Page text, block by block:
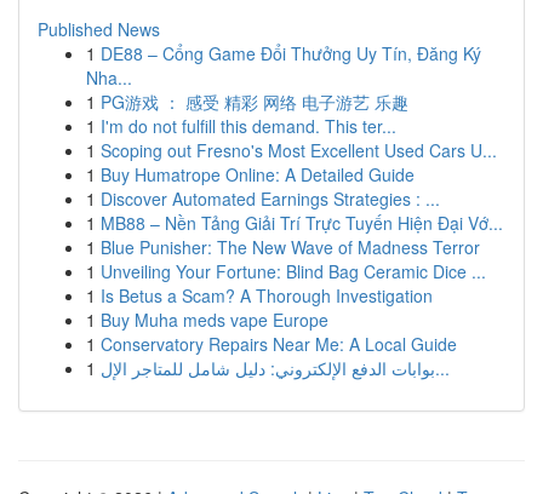
Published News
1 DE88 – Cổng Game Đổi Thưởng Uy Tín, Đăng Ký
Nha...
1 PG游戏 ： 感受 精彩 网络 电子游艺 乐趣
1 I'm do not fulfill this demand. This ter...
1 Scoping out Fresno's Most Excellent Used Cars U...
1 Buy Humatrope Online: A Detailed Guide
1 Discover Automated Earnings Strategies : ...
1 MB88 – Nền Tảng Giải Trí Trực Tuyến Hiện Đại Vớ...
1 Blue Punisher: The New Wave of Madness Terror
1 Unveiling Your Fortune: Blind Bag Ceramic Dice ...
1 Is Betus a Scam? A Thorough Investigation
1 Buy Muha meds vape Europe
1 Conservatory Repairs Near Me: A Local Guide
1
بوابات الدفع الإلكتروني: دليل شامل للمتاجر الإل...